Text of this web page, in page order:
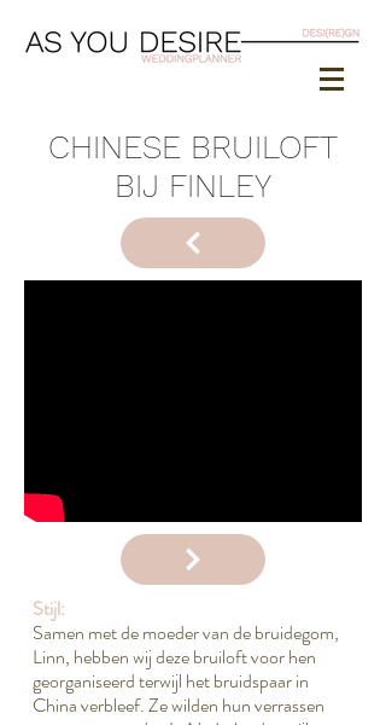
CHINESE BRUILOFT
BIJ FINLEY
Stijl:
Samen met de moeder van de bruidegom,
Linn, hebben wij deze bruiloft voor hen
georganiseerd terwijl het bruidspaar in
China verbleef. Ze wilden hun verrassen